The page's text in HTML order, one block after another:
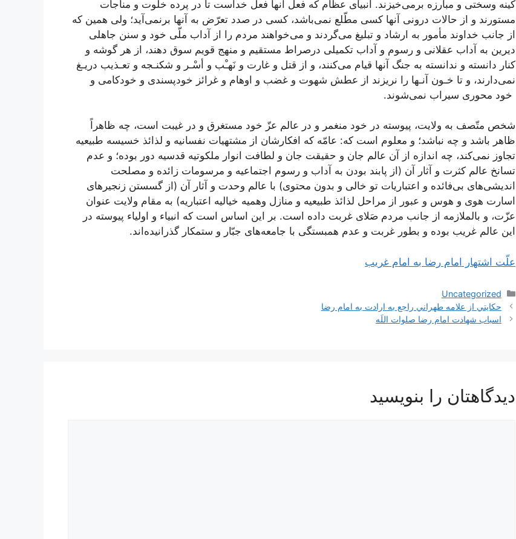
کینه وسختی و مبارزه برمی‌خیزند. أنبیای عظام که فعل آنها فعل خداست تا در پرده خلوت و مناجات
مستورند و از حالات درونی آنها کسی مطّلع نمی‌باشد، کسی در صدد تعرّض به آنها برنمی‌آید؛ ولی همین که
از جانب خداوند مأمور به ارشاد و تبلیغ می‌گردند و می‌خواهند مردم را از آداب ملّی خود و سنن جاهلی
دیرین به آداب عقلانی و رسوم و آداب تکمیلی درصراط مستقیم و منهج قویم سوق دهند، از هر گوشه و
کنار دانسته و ندانسته به جنگ آنها قیام می‌کنند، و از قتل و غارت و نَهـْب و أسْـر و شکنـجه و تعـذیب دریـغ
نمی‌دارند، و تا خـون آنـها را نریزند از عطش شهوت و غضب و اوهام و غرائز خودپسندی و خودکامی‌ و
خود محوری سیراب نمی‌شوند.
شخص متّصف به ولایت، پیوسته در خود منغمر و در عالم عزّ خود مستغرق و در غیبت است، چه ظاهراً
ظاهر باشد و چه نباشد؛ و معلوم است که: عامّه که افکارشان از مشتهیات نفسانیه و لذائذ خسیسه طبیعیه
تجاوز نمی‌کند، چه اندازه از آن عالم جان و حقیقت جان و لطافت انوار ملکوتیه قدسیه دور بوده؛ و عدم
تسانخ عالم کثرت و آثار آن (از پابند بودن به آداب و رسوم اجتماعیه و مرسومات زائده و مصلحت
اندیشی‌های بی‌فائده و اعتباریات تو خالی و بدون محتوی) با عالم وحدت و آثار آن (از گسستن زنجیرهای
اسارت هوی و هوس و عبور از مراحل لذائذ طبیعیه و منازل وهمیه خیالیه اعتباریه) به مقام ولایت عنوان
عزّت، و بالملازمه از جانب مردم صَلای غربت داده است. بر این اساس است که انبیاء و اولیاء پیوسته در
این عالم غریب بوده و بطور غربت و عدم همبستگی با جامعه‌های جبّار و ستمکار گذرانیده‌اند.
علّت اشتهار امام رضا به امام غريب
دسته‌ها
Uncategorized
ناوبری
نوشته‌ها
حكايتي از علامه طهراني راجع به ارادت به امام رضا
اسباب شهادت امام‌ رضا صلوات‌ اللَه‌
دیدگاهتان را بنویسید